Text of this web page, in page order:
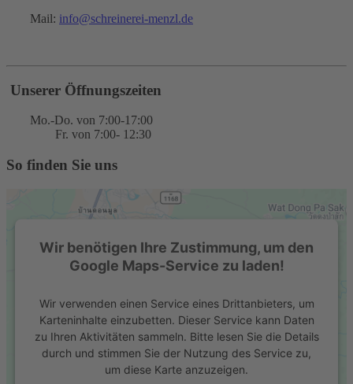
Mail: info@schreinerei-menzl.de
Unserer Öffnungszeiten
Mo.-Do. von 7:00-17:00
Fr. von 7:00- 12:30
So finden Sie uns
Wir benötigen Ihre Zustimmung, um den
Google Maps-Service zu laden!
Wir verwenden einen Service eines Drittanbieters, um
Karteninhalte einzubetten. Dieser Service kann Daten
zu Ihren Aktivitäten sammeln. Bitte lesen Sie die Details
durch und stimmen Sie der Nutzung des Service zu,
um diese Karte anzuzeigen.